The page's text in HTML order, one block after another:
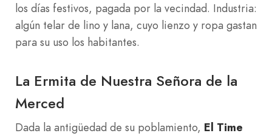
los días festivos, pagada por la vecindad. Industria:
algún telar de lino y lana, cuyo lienzo y ropa gastan
para su uso los habitantes.
La Ermita de Nuestra Señora de la
Merced
Dada la antigüedad de su poblamiento, El Time